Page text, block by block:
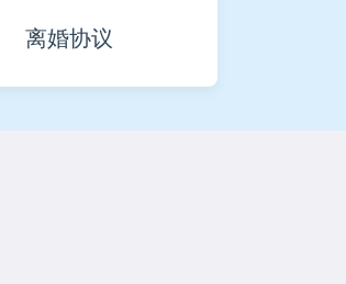
离婚协议